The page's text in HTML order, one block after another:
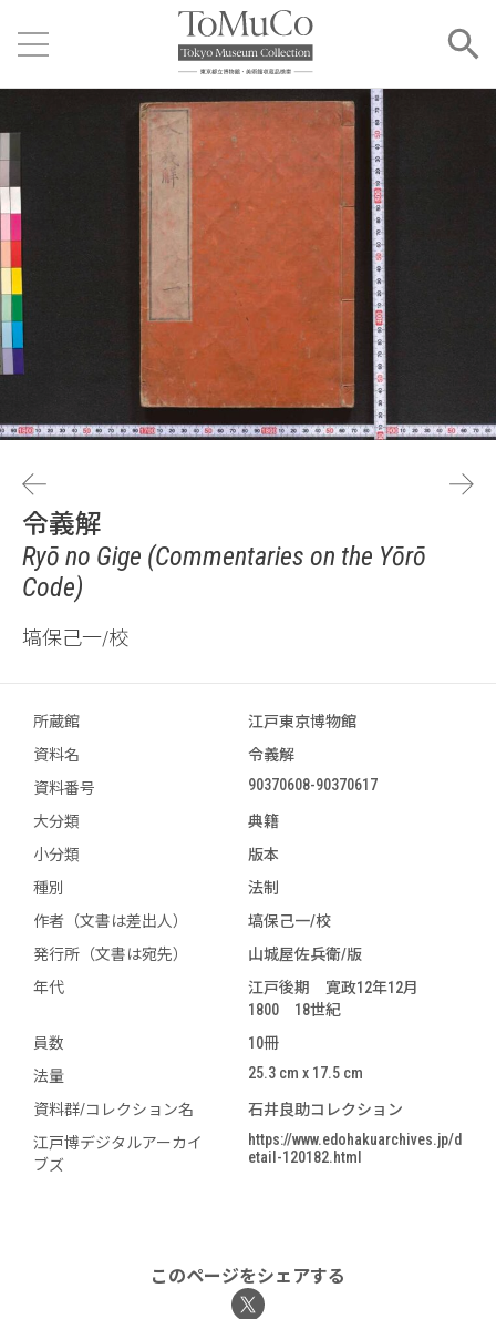
令義解
Ryō no Gige (Commentaries on the Yōrō
Code)
塙保己一/校
所蔵館
江戸東京博物館
資料名
令義解
資料番号
90370608-90370617
大分類
典籍
小分類
版本
種別
法制
作者（文書は差出人）
塙保己一/校
発行所（文書は宛先）
山城屋佐兵衛/版
年代
江戸後期 寛政12年12月
1800 18世紀
員数
10冊
法量
25.3 cm x 17.5 cm
資料群/コレクション名
石井良助コレクション
江戸博デジタルアーカイ
ブズ
https://www.edohakuarchives.jp/d
etail-120182.html
このページをシェアする